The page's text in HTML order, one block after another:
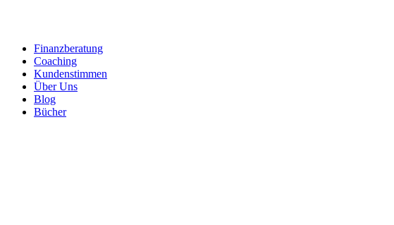
Finanzberatung
Coaching
Kundenstimmen
Über Uns
Blog
Bücher